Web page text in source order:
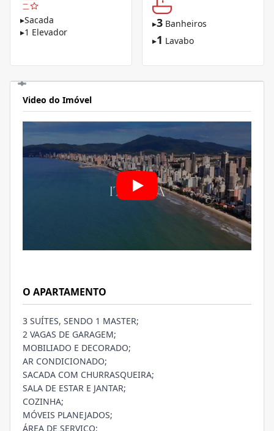
▸Sacada
▸1 Elevador
▸3 Banheiros
▸1 Lavabo
Video do Imóvel
O APARTAMENTO
3 SUÍTES, SENDO 1 MASTER;
2 VAGAS DE GARAGEM;
MOBILIADO E DECORADO;
AR CONDICIONADO;
SACADA COM CHURRASQUEIRA;
SALA DE ESTAR E JANTAR;
COZINHA;
MÓVEIS PLANEJADOS;
ÁREA DE SERVIÇO;